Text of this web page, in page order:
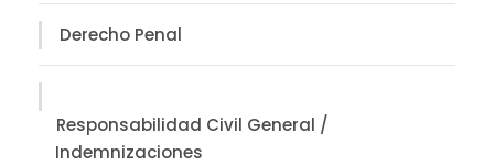
Derecho Penal
Responsabilidad Civil General /
Indemnizaciones